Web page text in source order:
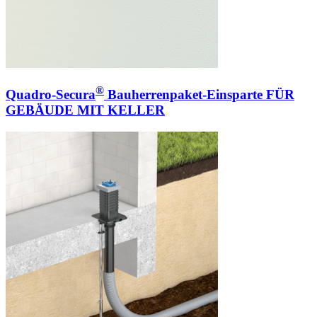
Quadro-Secura® Bauherrenpaket-Einsparte FÜR
GEBÄUDE MIT KELLER